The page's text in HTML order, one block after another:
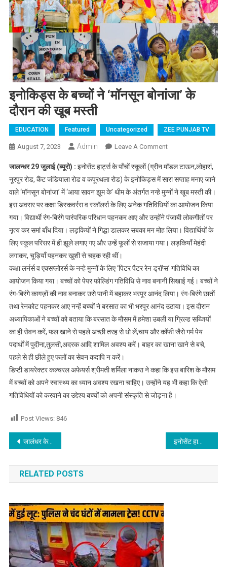
इनोकिड्स के बच्चों ने ‘मॉनसून बोनांजा’ के
दौरान की खूब मस्ती
EDUCATION Featured Uncategorized ZEE PUNJAB TV
August 7, 2023 Admin Leave A CommentOn इनोकिड्स के बच्चों ने
की खूब मस्ती
जालन्धर 29 जुलाई (ब्यूरो) : इनोसेंट हार्ट्स के पाँचों स्कूलों (ग्रीन मॉडल टाऊन,लोहारां,
नूरपुर रोड, कैंट जंडियाला रोड व कपूरथला रोड) के इनोकिड्स में सारा सप्ताह मनाए जाने
वाले ‘मॉनसून बोनांजा’ में ‘आया सावन झूम के’ थीम के अंतर्गत नन्हे मुन्नों ने खूब मस्ती की।
इस अवसर पर कक्षा डिस्कवर्रस व स्कॉलर्स के लिए अनेक गतिविधियों का आयोजन किया
गया। विद्यार्थी रंग-बिरंगे पारंपरिक परिधान पहनकर आए और उन्होंने पंजाबी लोकगीतों पर
नृत्य कर समां बाँध दिया। लड़कियों ने गिद्धा डालकर सबका मन मोह लिया। विद्यार्थियों के
लिए स्कूल परिसर में ही झूले लगाए गए और उन्हें फूलों से सजाया गया। लड़कियाँ मेहंदी
लगाकर, चूड़ियाँ पहनकर खुशी से चहक रही थीं।
कक्षा लर्नर्स व एक्सप्लोरर्स के नन्हे मुन्नों के लिए ‘पिटर पैटर रेन ड्रॉप्स’ गतिविधि का
आयोजन किया गया। बच्चों को पेपर फोल्डिंग गतिविधि से नाव बनानी सिखाई गई। बच्चों ने
रंग-बिरंगे कागज़ों की नाव बनाकर उसे पानी में बहाकर भरपूर आनंद लिया। रंग-बिरंगे छातों
तथा रेनकोट पहनकर आए नन्हें बच्चों ने बरसात का भी भरपूर आनंद उठाया। इस दौरान
अध्यापिकाओं ने बच्चों को बताया कि बरसात के मौसम में हमेशा उबली या ग्रिल्ड सब्जियों
का ही सेवन करें, फल खाने से पहले अच्छी तरह से धो लें,चाय और कॉफी जैसे गर्म पेय
पदार्थों में पुदीना,तुलसी,अदरक आदि शामिल अवश्य करें। बाहर का खाना खाने से बचे,
पहले से ही छीले हुए फलों का सेवन कदापि न करें।
डिप्टी डायरेक्टर कल्चरल अफेयर्स श्रीमती शर्मिला नाकरा ने कहा कि इस बारिश के मौसम
में बच्चों को अपने स्वास्थ्य का ध्यान अवश्य रखना चाहिए। उन्होंने यह भी कहा कि ऐसी
गतिविधियों को करवाने का उद्देश्य बच्चों को अपनी संस्कृति से जोड़ना है।
Post Views: 846
Post navigation
जालंधर के भानू पठानिया ने जीता बैंच प्रेस और डेडलिफ़्ट में स्वर्ण पदक इनोसेंट हार्ट्स द्वारा रखवाए गए ‘श्री अखंड पाठ साहिब’ की संपूर्णता
RELATED POSTS